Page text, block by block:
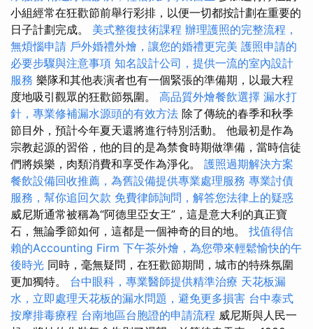
小組經常在狂歡節前舉行彩排，以便一切都按計劃在重要的
日子計劃完成。 美式整復技術課程 辦理護照的完整流程，
無煩惱申請 戶外婚禮外燴，讓您的婚禮更完美 護照申請的
必要步驟與注意事項 知名設計公司，提供一流的室內設計
服務 樂隊和其他表演者也有一個緊張的準備期，以最大程
度地吸引觀眾的狂歡節氛圍。 高品質外燴餐飲選擇 漏水打
針，專業修補漏水源頭的有效方法 除了傳統的春季和秋季
節目外，預計今年夏天還將進行特別活動。 他最初是作為
宗教起源的習俗，他的目的是為禁食時期做準備，當時信徒
們將娛樂，肉類消費和享受作為淨化。 護照過期解決方案
餐飲設備回收推薦，為舊設備提供專業處理服務 專業討債
服務，幫你追回欠款 免費律師詢問，解答您法律上的疑惑
威尼斯通常被稱為“阿德里亞女王”，這是意大利的真正寶
石，無論季節如何，這都是一個神奇的目的地。 找值得信
賴的Accounting Firm 下午茶外燴，為您帶來輕鬆愉快的午
後時光 同時，毫無疑問，在狂歡節期間，城市的特殊氛圍
更加獨特。 台中眼科，專業醫師提供精準治療 天花板漏
水，立即處理天花板的漏水問題，避免更多損害 台中泰式
按摩排毒療程 台南地區台胞證的申請流程 威尼斯與人民一